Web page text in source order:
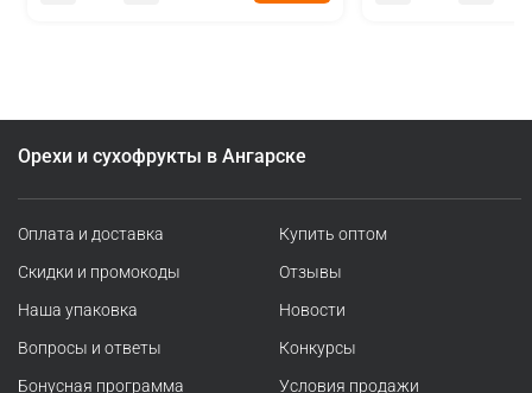
Орехи и сухофрукты в Ангарске
Оплата и доставка
Скидки и промокоды
Наша упаковка
Вопросы и ответы
Бонусная программа
Купить оптом
Отзывы
Новости
Конкурсы
Условия продажи